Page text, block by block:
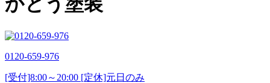
0120-659-976
[受付]8:00～20:00 [定休]元日のみ